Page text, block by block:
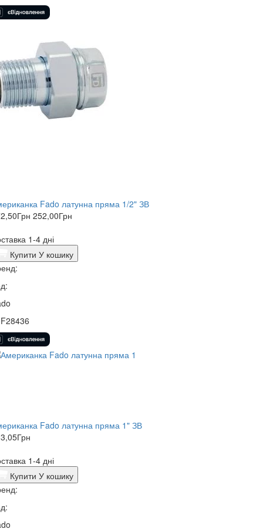
Fado латунна пряма 1/2" ЗВ
Грн 252,00Грн
1-4 дні
Купити У кошику
Fado латунна пряма 1" ЗВ
Грн
1-4 дні
Купити У кошику